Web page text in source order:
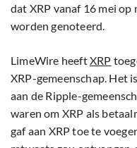
dat XRP vanaf 16 mei op
worden genoteerd.
LimeWire heeftXRP
XRP-gemeenschap. Het
aan de Ripple-
waren om XRP als
gaf aan XRP toe te